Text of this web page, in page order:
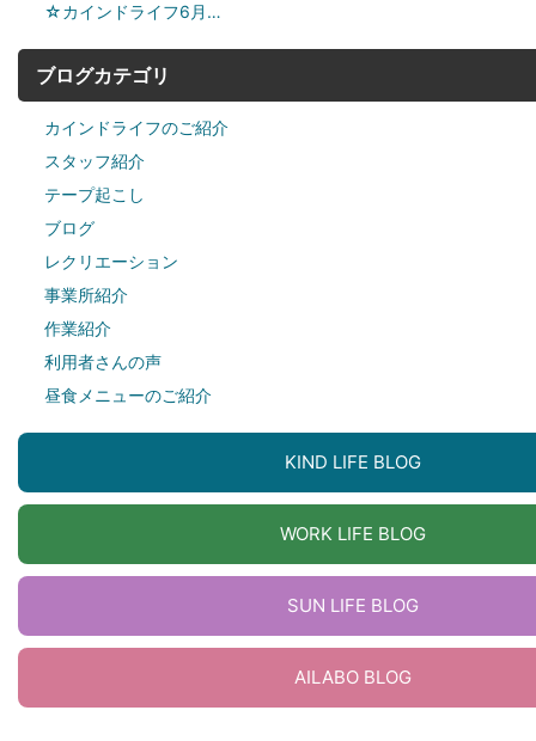
☆カインドライフ6月…
ブログカテゴリ
カインドライフのご紹介
スタッフ紹介
テープ起こし
ブログ
レクリエーション
事業所紹介
作業紹介
利用者さんの声
昼食メニューのご紹介
KIND LIFE BLOG
WORK LIFE BLOG
SUN LIFE BLOG
AILABO BLOG